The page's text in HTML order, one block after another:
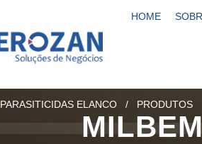
HOME
PARASITICIDAS ELANCO / PRODUTOS